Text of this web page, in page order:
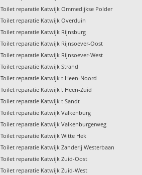
Toilet reparatie Katwijk Ommedijkse Polder
Toilet reparatie Katwijk Overduin
Toilet reparatie Katwijk Rijnsburg
Toilet reparatie Katwijk Rijnsoever-Oost
Toilet reparatie Katwijk Rijnsoever-West
Toilet reparatie Katwijk Strand
Toilet reparatie Katwijk t Heen-Noord
Toilet reparatie Katwijk t Heen-Zuid
Toilet reparatie Katwijk t Sandt
Toilet reparatie Katwijk Valkenburg
Toilet reparatie Katwijk Valkenburgerweg
Toilet reparatie Katwijk Witte Hek
Toilet reparatie Katwijk Zanderij Westerbaan
Toilet reparatie Katwijk Zuid-Oost
Toilet reparatie Katwijk Zuid-West